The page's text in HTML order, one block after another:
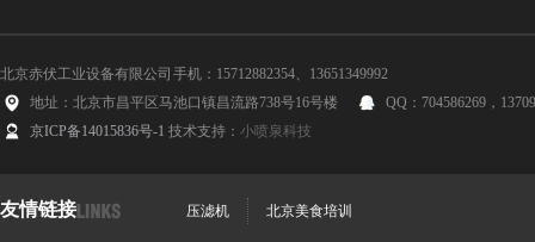
北京赤伏工业设备有限公司 手机：15712882354、13651349992
地址：北京市昌平区马池口镇昌流路738号16号楼
QQ：704586269，
京ICP备14015836号-1 技术支持： 小喷泉科技
友情链接 压滤机 北京美食培训